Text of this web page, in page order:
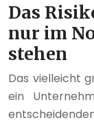
Das
nur im
stehen
Das vielleicht
ein